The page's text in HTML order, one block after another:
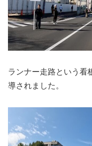
ランナー走路という看
導されました。